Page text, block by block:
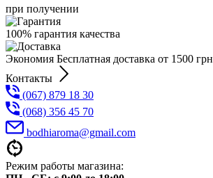
при получении
100% гарантия качества
Экономия Бесплатная доставка от 1500 грн
Контакты
(067) 879 18 30
(068) 356 45 70
bodhiaroma@gmail.com
Режим работы магазина: